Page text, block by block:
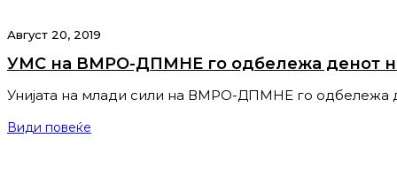
Август 20, 2019
УМС на ВМРО-ДПМНЕ го одбележа денот
Унијата на млади сили на ВМРО-ДПМНЕ го одбележа
Види повеќе